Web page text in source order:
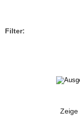
Filter:
Zeige